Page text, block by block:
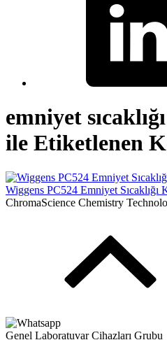
emniyet
ile Etiketlenen
Wiggens PC524 Emniyet Sıcaklığı
ChromaScience Chemistry
Genel Laboratuvar Cihazları Grubu